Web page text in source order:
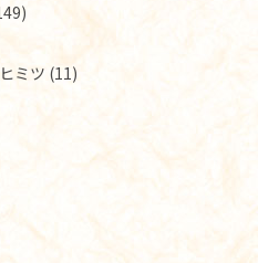
ミツ (11)